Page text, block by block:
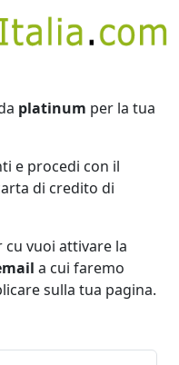
platinum per la tua
e procedi con il
di credito di
cu vuoi attivare la
a cui faremo
sulla tua pagina.